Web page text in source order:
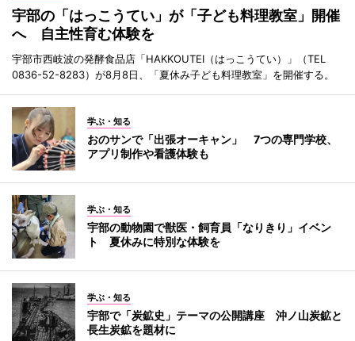
宇部の「はっこうてい」が「子ども料理教室」開催
へ 自主性育む体験を
宇部市西岐波の発酵食品店「HAKKOUTEI（はっこうてい）」（TEL
0836-52-8283）が8月8日、「夏休み子ども料理教室」を開催する。
学ぶ・知る
おのサンで「出張オーキャン」 7つの専門学校、
アプリ制作や看護体験も
学ぶ・知る
宇部の動物園で獣医・飼育員「なりきり」イベン
ト 夏休みに特別な体験を
学ぶ・知る
宇部で「炭鉱史」テーマの公開講座 沖ノ山炭鉱と
長生炭鉱を題材に